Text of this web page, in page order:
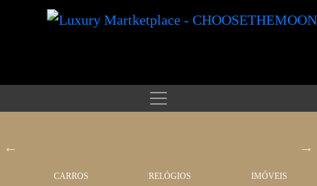
CARROS RELÓGIOS IMÓVEIS